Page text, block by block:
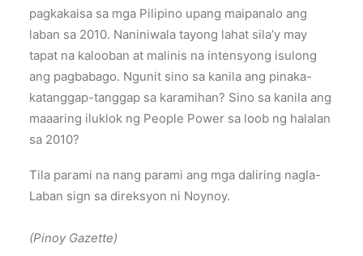
pagkakaisa sa mga Pilipino upang maipanalo ang
laban sa 2010. Naniniwala tayong lahat sila’y may
tapat na kalooban at malinis na intensyong isulong
ang pagbabago. Ngunit sino sa kanila ang pinaka-
katanggap-tanggap sa karamihan? Sino sa kanila ang
maaaring iluklok ng People Power sa loob ng halalan
sa 2010?
Tila parami na nang parami ang mga daliring nagla-
Laban sign sa direksyon ni Noynoy.
(Pinoy Gazette)